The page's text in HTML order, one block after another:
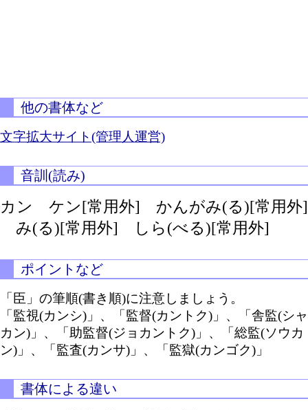
他の書体など
文字拡大サイト(管理人運営)
音訓(読み)
カン ケン[常用外] かんがみ(る)[常用外]
み(る)[常用外]
しら(べる)[常用外]
ポイントなど
「臣」の筆順(書き順)に注意しましょう。
「監視(カンシ)」、「監督(カントク)」、「舎監(シャ
カン)」、「助監督(ジョカントク)」、「総監(ソウカ
ン)」、「監査(カンサ)」、「監獄(カンゴク)」
書体による違い